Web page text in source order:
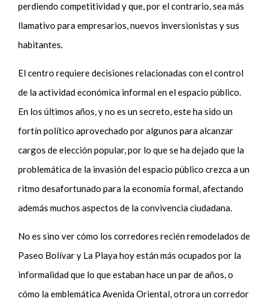
perdiendo competitividad y que, por el contrario, sea más
llamativo para empresarios, nuevos inversionistas y sus
habitantes.
El centro requiere decisiones relacionadas con el control
de la actividad económica informal en el espacio público.
En los últimos años, y no es un secreto, este ha sido un
fortín político aprovechado por algunos para alcanzar
cargos de elección popular, por lo que se ha dejado que la
problemática de la invasión del espacio público crezca a un
ritmo desafortunado para la economía formal, afectando
además muchos aspectos de la convivencia ciudadana.
No es sino ver cómo los corredores recién remodelados de
Paseo Bolívar y La Playa hoy están más ocupados por la
informalidad que lo que estaban hace un par de años, o
cómo la emblemática Avenida Oriental, otrora un corredor